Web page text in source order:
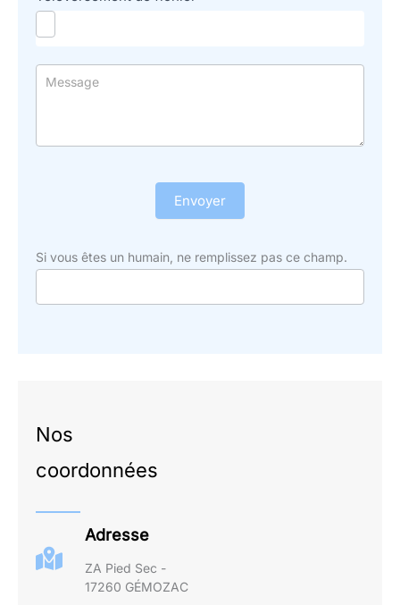
Envoyer
Si vous êtes un humain, ne remplissez pas ce champ.
Nos
coordonnées
Adresse
ZA Pied Sec -
17260 GÉMOZAC